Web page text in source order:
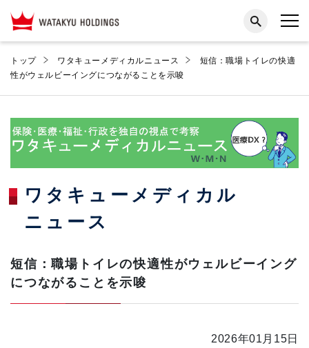
トップ ワタキューメディカルニュース
短信：職場トイレの快適
性がウェルビーイングにつながることを示唆
ワタキューメディカル
ニュース
短信：職場トイレの快適性がウェルビーイング
につながることを示唆
2026年01月15日